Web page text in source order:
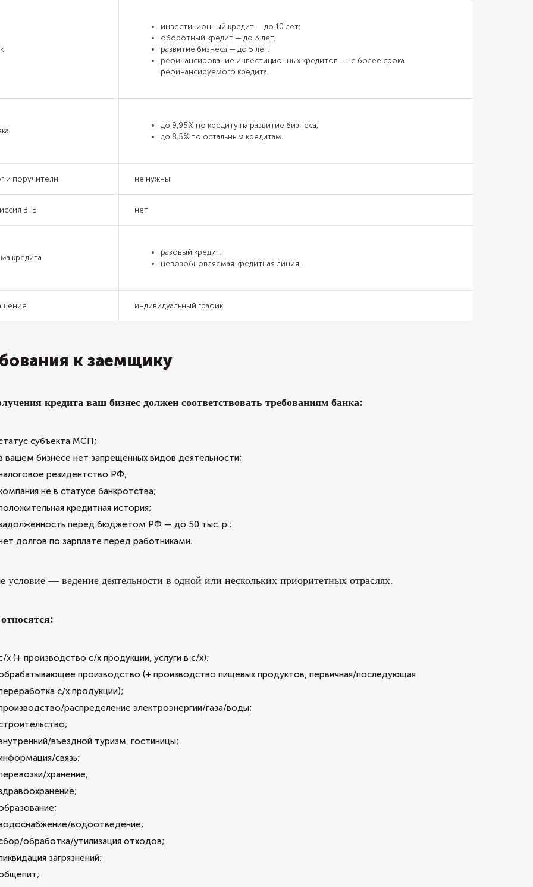
инвестиционный кредит — до 10 лет;
оборотный кредит — до 3 лет;
развитие бизнеса — до 5 лет;
рефинансирование инвестиционных кредитов – не более срока
рефинансируемого кредита.
до 9,95% по кредиту на развитие бизнеса;
до 8,5% по остальным кредитам.
и поручители не нужны
ВТБ нет
кредита
разовый кредит;
невозобновляемая кредитная линия.
индивидуальный график
к заемщику
кредита ваш бизнес должен соответствовать требованиям банка:
субъекта МСП;
вашем бизнесе нет запрещенных видов деятельности;
резидентство РФ;
не в статусе банкротства;
кредитная история;
перед бюджетом РФ — до 50 тыс. р.;
долгов по зарплате перед работниками.
условие — ведение деятельности в одной или нескольких приоритетных отраслях.
х (+ производство с/х продукции, услуги в с/х);
производство (+ производство пищевых продуктов, первичная/последующая
с/х продукции);
распределение электроэнергии/газа/воды;
въездной туризм, гостиницы;
связь;
хранение;
водоотведение;
обработка/утилизация отходов;
загрязнений;